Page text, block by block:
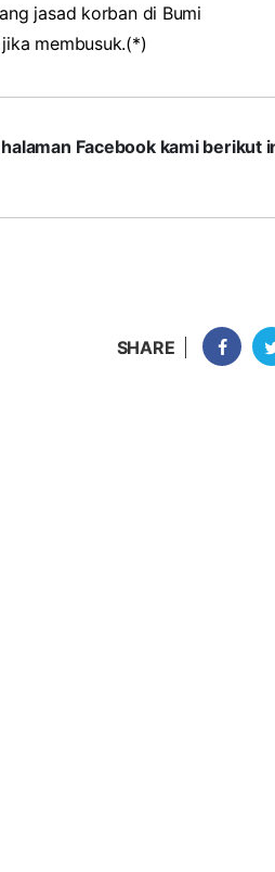
jasad korban di Bumi
membusuk.(*)
Facebook kami berikut
SHARE